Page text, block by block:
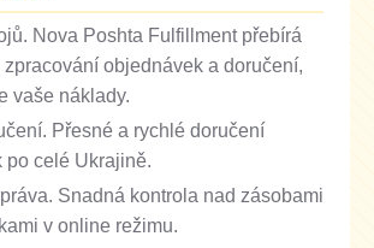
Nova Poshta Fulfillment přebírá
objednávek a doručení,
vaše náklady.
Přesné a rychlé doručení
po celé Ukrajině.
Snadná kontrola nad zásobami
v online režimu.